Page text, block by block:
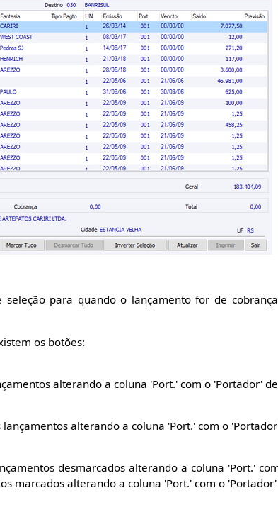
para quando o lançamento for de
os botões:
alterando a coluna 'Port.' com o 'Portador'
alterando a coluna 'Port.' com o
desmarcados alterando a coluna 'Port.'
marcados alterando a coluna 'Port.' com o